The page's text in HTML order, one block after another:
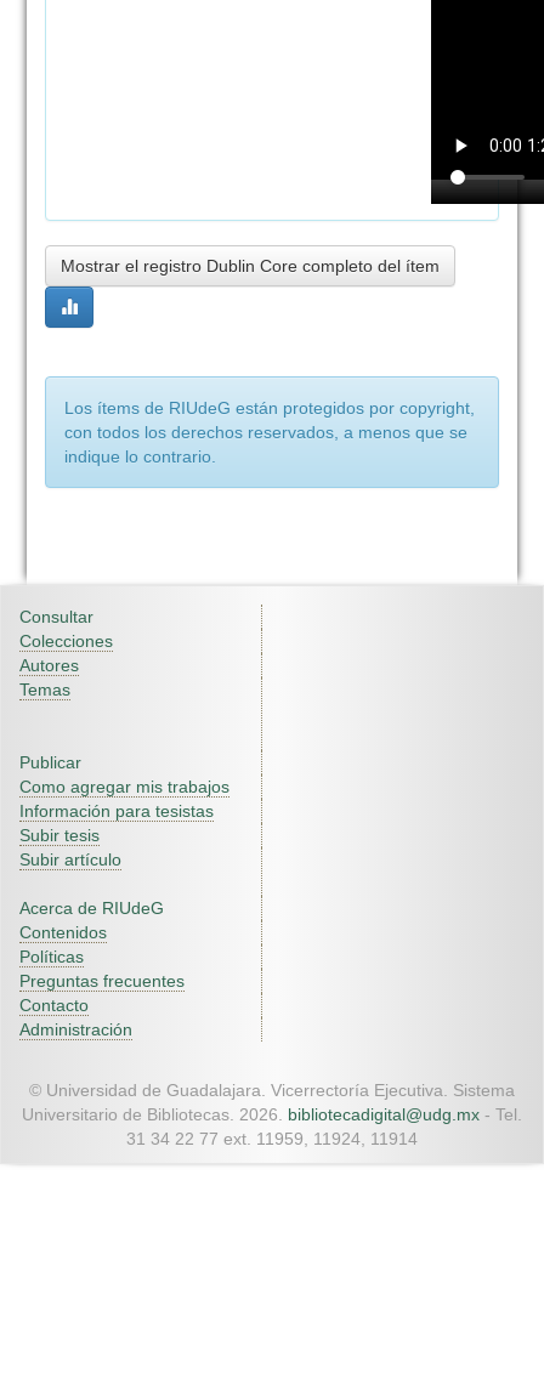
Mostrar el registro Dublin Core completo del ítem
Los ítems de RIUdeG están protegidos por copyright,
con todos los derechos reservados, a menos que se
indique lo contrario.
Consultar
Colecciones
Autores
Temas
Publicar
Como agregar mis trabajos
Información para tesistas
Subir tesis
Subir artículo
Acerca de RIUdeG
Contenidos
Políticas
Preguntas frecuentes
Contacto
Administración
© Universidad de Guadalajara. Vicerrectoría Ejecutiva. Sistema
Universitario de Bibliotecas. 2026. bibliotecadigital@udg.mx - Tel.
31 34 22 77 ext. 11959, 11924, 11914